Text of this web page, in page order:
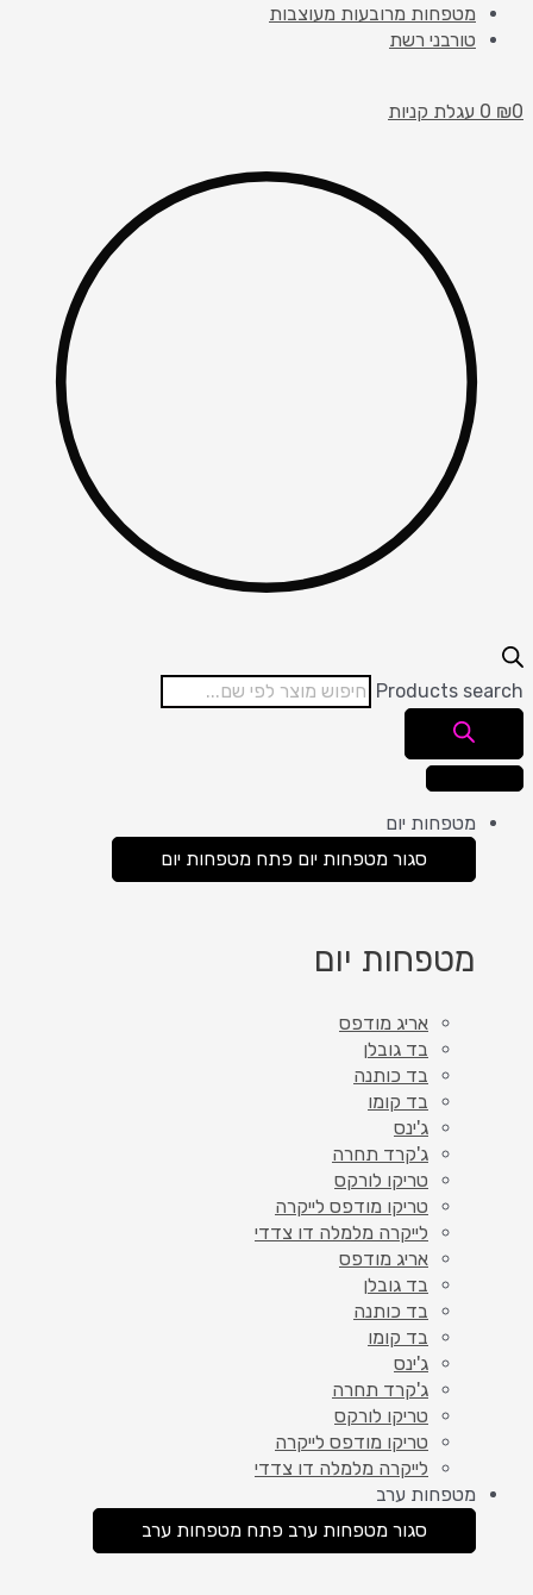
מטפחות מרובעות מעוצבות
טורבני רשת
₪0
0 עגלת קניות
Products search
מטפחות יום
סגור מטפחות יום פתח מטפחות יום
מטפחות יום
אריג מודפס
בד גובלן
בד כותנה
בד קומו
ג'ינס
ג'קרד תחרה
טריקו לורקס
טריקו מודפס לייקרה
לייקרה מלמלה דו צדדי
אריג מודפס
בד גובלן
בד כותנה
בד קומו
ג'ינס
ג'קרד תחרה
טריקו לורקס
טריקו מודפס לייקרה
לייקרה מלמלה דו צדדי
מטפחות ערב
סגור מטפחות ערב פתח מטפחות ערב